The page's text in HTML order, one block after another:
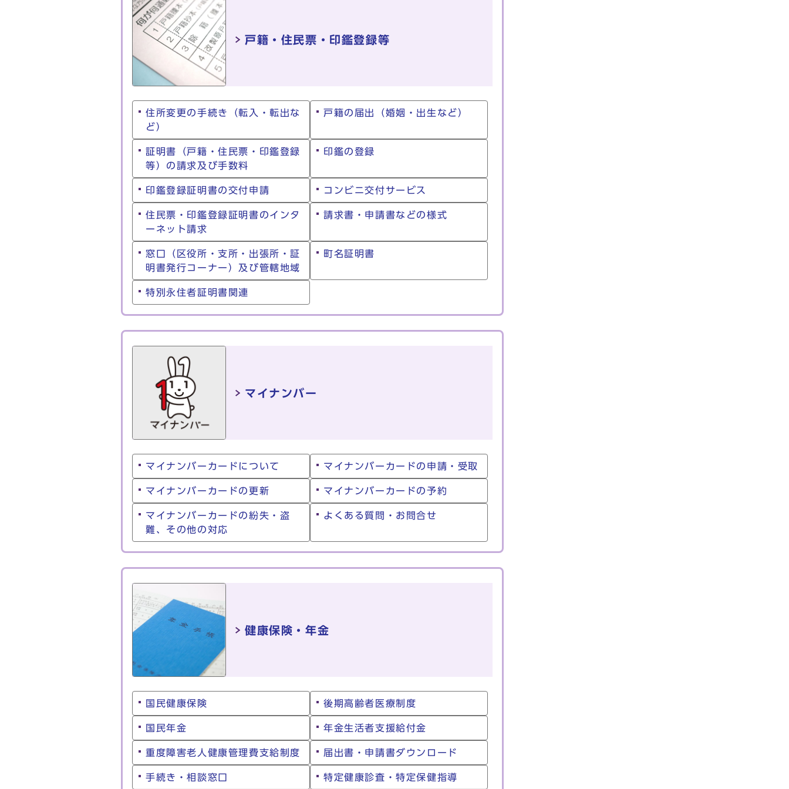
戸籍・住民票・印鑑登録等
住所変更の手続き（転入・転出な
ど）
戸籍の届出（婚姻・出生など）
証明書（戸籍・住民票・印鑑登録
等）の請求及び手数料
印鑑の登録
印鑑登録証明書の交付申請 コンビニ交付サービス
住民票・印鑑登録証明書のインタ
ーネット請求
請求書・申請書などの様式
窓口（区役所・支所・出張所・証
明書発行コーナー）及び管轄地域
町名証明書
特別永住者証明書関連
マイナンバー
マイナンバーカードについて マイナンバーカードの申請・受取
マイナンバーカードの更新 マイナンバーカードの予約
マイナンバーカードの紛失・盗
難、その他の対応
よくある質問・お問合せ
健康保険・年金
国民健康保険 後期高齢者医療制度
国民年金 年金生活者支援給付金
重度障害老人健康管理費支給制度 届出書・申請書ダウンロード
手続き・相談窓口 特定健康診査・特定保健指導